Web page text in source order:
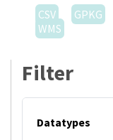
CSV
GPKG
WMS
Filter
Datatypes